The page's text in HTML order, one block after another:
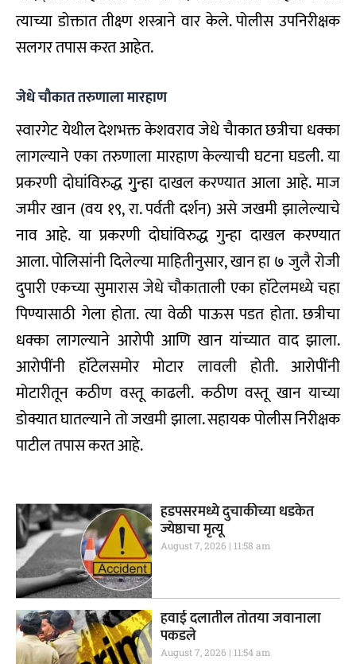
त्याच्या डोक्तात तीक्ष्ण शस्त्राने वार केले. पोलीस उपनिरीक्षक
सलगर तपास करत आहेत.
जेधे चौकात तरुणाला मारहाण
स्वारगेट येथील देशभक्त केशवराव जेधे चैाकात छत्रीचा धक्का
लागल्याने एका तरुणाला मारहाण केल्याची घटना घडली. या
प्रकरणी दोघांविरुद्ध गु्न्हा दाखल करण्यात आला आहे. माज
जमीर खान (वय १९, रा. पर्वती दर्शन) असे जखमी झालेल्याचे
नाव आहे. या प्रकरणी दोघांविरुद्ध गुन्हा दाखल करण्यात
आला. पोलिसांनी दिलेल्या माहितीनुसार, खान हा ७ जुलै रोजी
दुपारी एकच्या सुमारास जेधे चौकाताली एका हाॅटेलमध्ये चहा
पिण्यासाठी गेला होता. त्या वेळी पाऊस पडत होता. छत्रीचा
धक्का लागल्याने आरोपी आणि खान यांच्यात वाद झाला.
आरोपींनी हाॅटेलसमोर मोटार लावली होती. आरोपींनी
मोटारीतून कठीण वस्तू काढली. कठीण वस्तू खान याच्या
डोक्यात घातल्याने तो जखमी झाला. सहायक पोलीस निरीक्षक
पाटील तपास करत आहे.
हडपसरमध्ये दुचाकीच्या धडकेत
ज्येष्ठाचा मृत्यू
August 7, 2026 11:58 am
हवाई दलातील तोतया जवानाला
पकडले
August 7, 2026 11:54 am